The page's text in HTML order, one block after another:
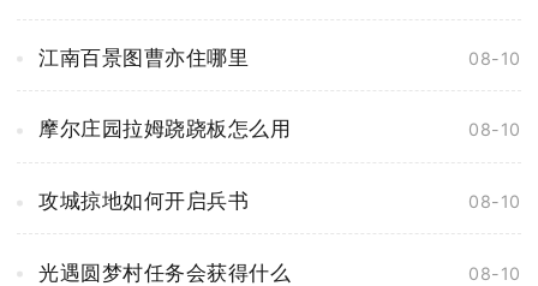
江南百景图曹亦住哪里 08-10
摩尔庄园拉姆跷跷板怎么用 08-10
攻城掠地如何开启兵书 08-10
光遇圆梦村任务会获得什么 08-10